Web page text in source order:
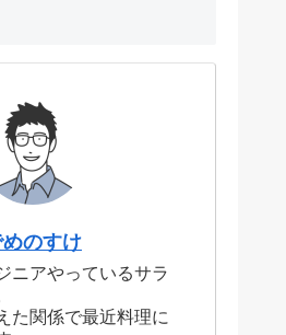
めのすけ
ニアやっているサラ
た関係で最近料理に